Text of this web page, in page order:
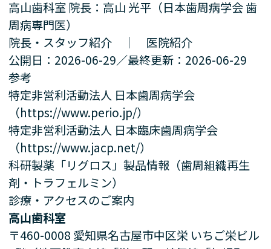
高山歯科室 院長：高山 光平（日本歯周病学会 歯
周病専門医）
院長・スタッフ紹介 ｜ 医院紹介
公開日：2026-06-29／最終更新：2026-06-29
参考
特定非営利活動法人 日本歯周病学会
（https://www.perio.jp/）
特定非営利活動法人 日本臨床歯周病学会
（https://www.jacp.net/）
科研製薬「リグロス」製品情報（歯周組織再生
剤・トラフェルミン）
診療・アクセスのご案内
高山歯科室
〒460-0008 愛知県名古屋市中区栄 いちご栄ビル